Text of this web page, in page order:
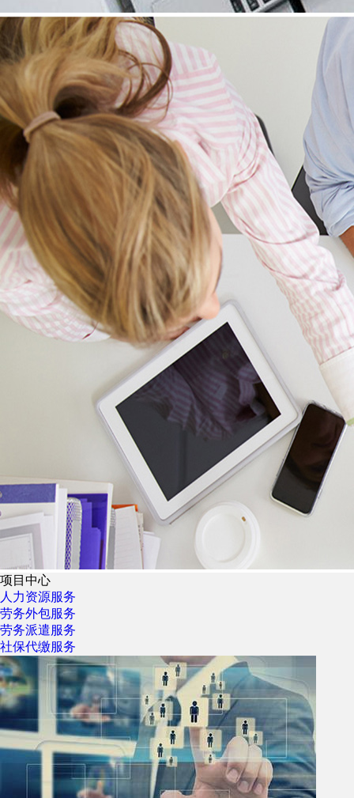
项目中心
人力资源服务
劳务外包服务
劳务派遣服务
社保代缴服务